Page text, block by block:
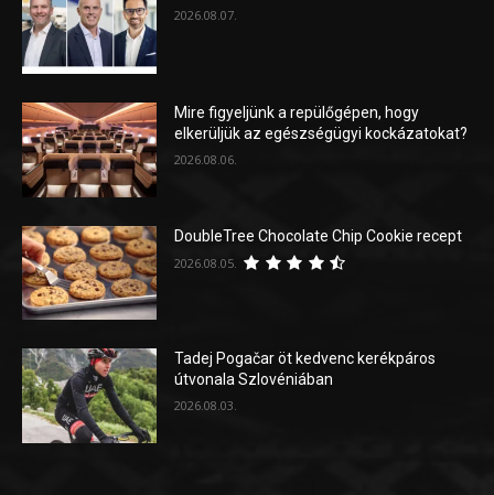
2026.08.07.
Mire figyeljünk a repülőgépen, hogy
elkerüljük az egészségügyi kockázatokat?
2026.08.06.
DoubleTree Chocolate Chip Cookie recept
2026.08.05.
Tadej Pogačar öt kedvenc kerékpáros
útvonala Szlovéniában
2026.08.03.